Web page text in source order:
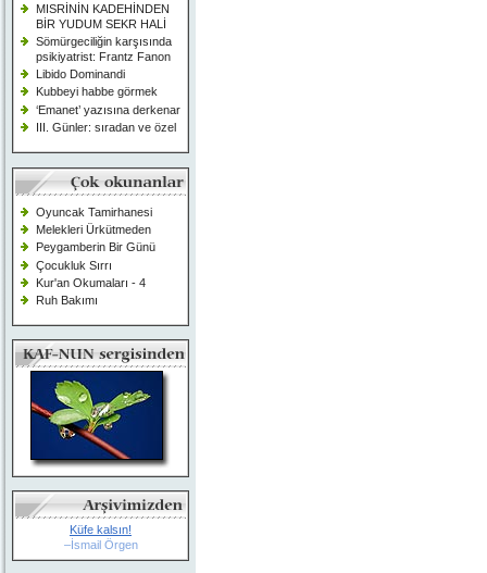
MISRİNİN KADEHİNDEN
BİR YUDUM SEKR HALİ
Sömürgeciliğin karşısında
psikiyatrist: Frantz Fanon
Libido Dominandi
Kubbeyi habbe görmek
‘Emanet’ yazısına derkenar
III. Günler: sıradan ve özel
Oyuncak Tamirhanesi
Melekleri Ürkütmeden
Peygamberin Bir Günü
Çocukluk Sırrı
Kur'an Okumaları - 4
Ruh Bakımı
Küfe kalsın!
–İsmail Örgen